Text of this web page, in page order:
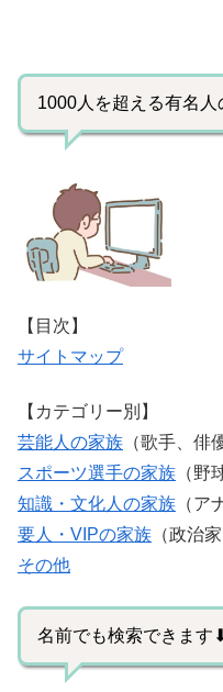
1000人を超える有名人
【目次】
サイトマップ
【カテゴリー別】
芸能人の家族 （歌手、俳
スポーツ選手の家族 （野
知識・文化人の家族 （ア
要人・VIPの家族 （政治
その他
名前でも検索できま